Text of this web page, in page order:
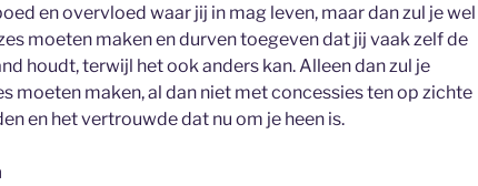
en overvloed waar jij in mag leven, maar dan zul je wel
moeten maken en durven toegeven dat jij vaak zelf de
houdt, terwijl het ook anders kan. Alleen dan zul je
moeten maken, al dan niet met concessies ten op zichte
en het vertrouwde dat nu om je heen is.